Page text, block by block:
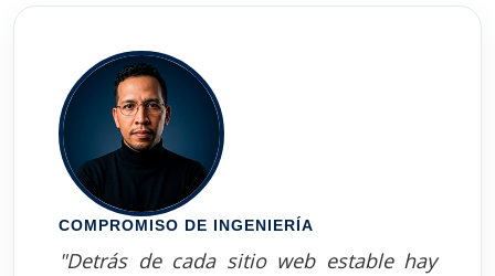
COMPROMISO DE INGENIERÍA
"Detrás de cada sitio web estable hay